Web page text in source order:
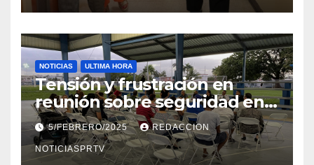
NOTICIAS ULTIMA HORA
Tensión y frustración en
reunión sobre seguridad en
Reparto Metropolitano
5/FEBRERO/2025 REDACCION
NOTICIASPRTV